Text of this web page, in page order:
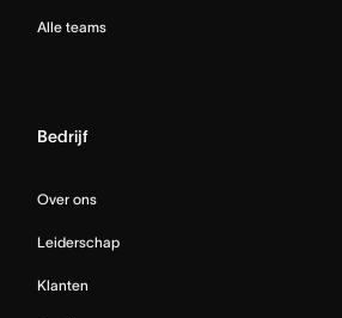
Alle teams
Bedrijf
Over ons
Leiderschap
Klanten